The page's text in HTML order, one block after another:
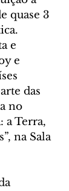
quase 3
e
e
das
no
a Terra,
na Sala